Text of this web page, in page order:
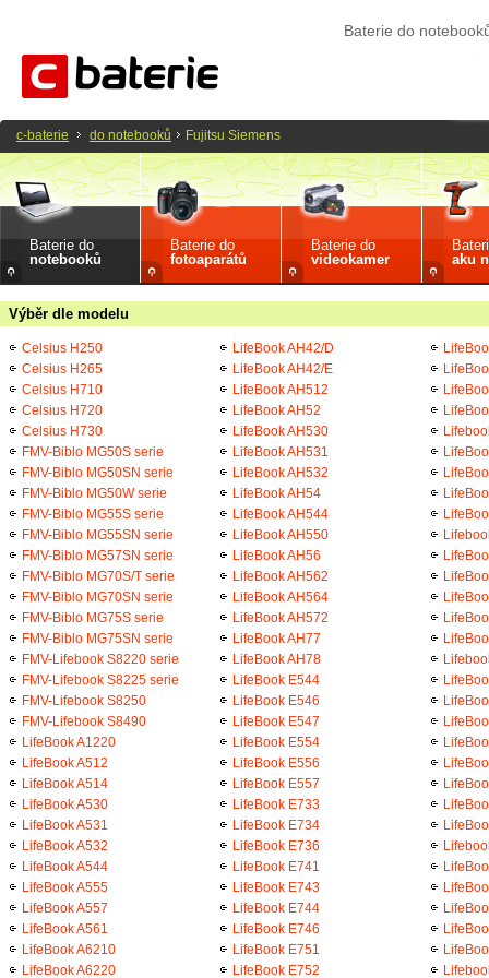
Baterie do
Baterie do
notebooků
Baterie do
fotoaparátů
Baterie do
videokamer
aku
Výběr dle modelu
Celsius H250
Celsius H265
Celsius H710
Celsius H720
Celsius H730
FMV-Biblo MG50S serie
FMV-Biblo MG50SN serie
FMV-Biblo MG50W serie
FMV-Biblo MG55S serie
FMV-Biblo MG55SN serie
FMV-Biblo MG57SN serie
FMV-Biblo MG70S/T serie
FMV-Biblo MG70SN serie
FMV-Biblo MG75S serie
FMV-Biblo MG75SN serie
FMV-Lifebook S8220 serie
FMV-Lifebook S8225 serie
FMV-Lifebook S8250
FMV-Lifebook S8490
LifeBook A1220
LifeBook A512
LifeBook A514
LifeBook A530
LifeBook A531
LifeBook A532
LifeBook A544
LifeBook A555
LifeBook A557
LifeBook A561
LifeBook A6210
LifeBook A6220
LifeBook AH42/D
LifeBook AH42/E
LifeBook AH512
LifeBook AH52
LifeBook AH530
LifeBook AH531
LifeBook AH532
LifeBook AH54
LifeBook AH544
LifeBook AH550
LifeBook AH56
LifeBook AH562
LifeBook AH564
LifeBook AH572
LifeBook AH77
LifeBook AH78
LifeBook E544
LifeBook E546
LifeBook E547
LifeBook E554
LifeBook E556
LifeBook E557
LifeBook E733
LifeBook E734
LifeBook E736
LifeBook E741
LifeBook E743
LifeBook E744
LifeBook E746
LifeBook E751
LifeBook E752
c-baterie do notebooků Fujitsu Siemens